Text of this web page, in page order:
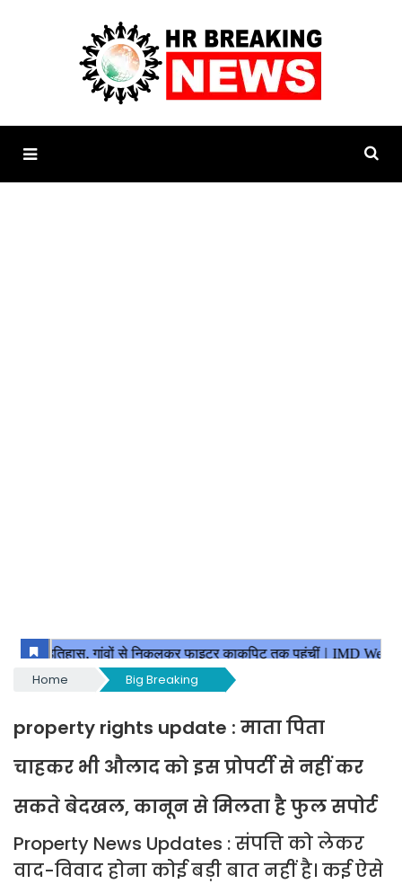
Home Big Breaking
property rights update : माता पिता
चाहकर भी औलाद को इस प्रोपर्टी से नहीं कर
सकते बेदखल, कानून से मिलता है फुल सपोर्ट
Property News Updates : संपत्ति को लेकर
वाद-विवाद होना कोई बड़ी बात नहीं है। कई ऐसे